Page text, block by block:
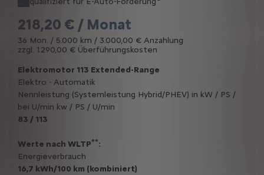
218,20 € / Monat
36 Mon. / 5.000 km / 3.000,00 € Anzahlung
zzgl. 1.290,00 € Überführungskosten
Elektromotor 113 Extended-Range
Elektro - Automatik
Nennleistung (Systemleistung Hybrid/PHEV) in kW / PS /
bei U/min kw / PS / U/min
83 / 113
Werte nach WLTP**:
Energieverbrauch
16,7 kWh/100 km (kombiniert)